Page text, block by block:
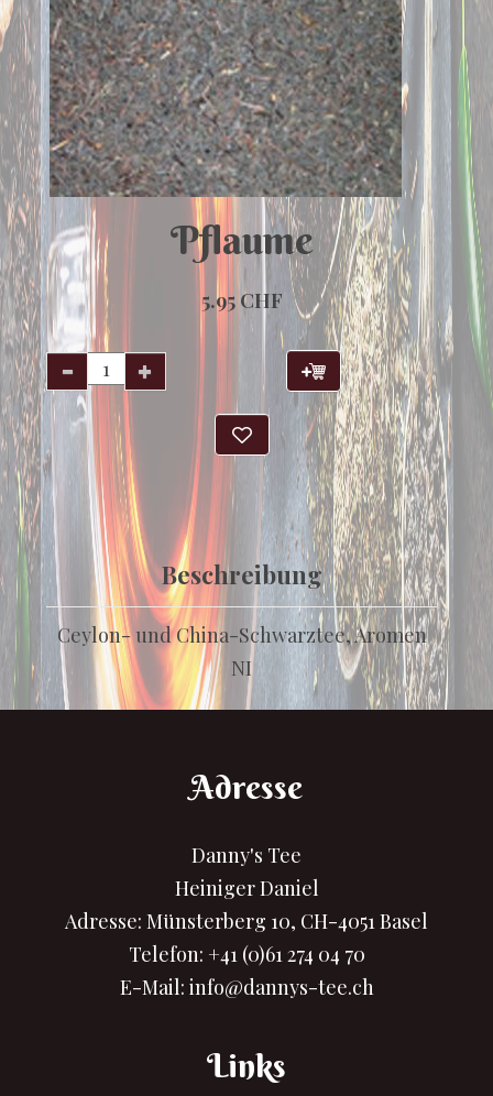
Pflaume
5.95 CHF
Beschreibung
Ceylon- und China-Schwarztee, Aromen
NI
Adresse
Danny's Tee
Heiniger Daniel
Adresse: Münsterberg 10, CH-4051 Basel
Telefon: +41 (0)61 274 04 70
E-Mail: info@dannys-tee.ch
Links